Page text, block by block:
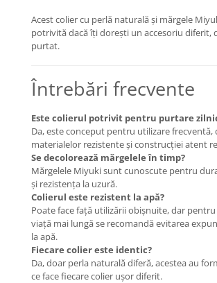
Acest colier cu perlă naturală și mărgele
potrivită dacă îți dorești un accesoriu diferit,
purtat.
Întrebări frecvente
Este colierul potrivit pentru purtare
Da, este conceput pentru utilizare
materialelor rezistente și construcției atent
Se decolorează mărgelele în timp?
Mărgelele Miyuki sunt cunoscute pentru
și rezistența la uzură.
Colierul este rezistent la apă?
Poate face față utilizării obișnuite, dar
viață mai lungă se recomandă evitarea
la apă.
Fiecare colier este identic?
Da, doar perla naturală diferă, acestea au
ce face fiecare colier ușor diferit.